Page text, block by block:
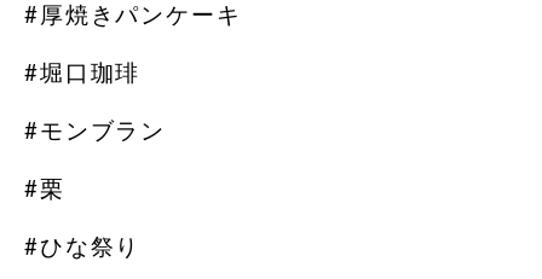
#厚焼きパンケーキ
#堀口珈琲
#モンブラン
#栗
#ひな祭り